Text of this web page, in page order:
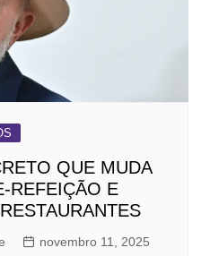
QUE MUDA
REFEIÇÃO E
novembro 11, 2025